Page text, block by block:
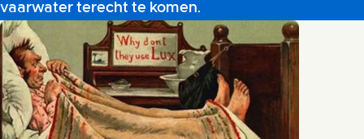
vaarwater terecht te komen.